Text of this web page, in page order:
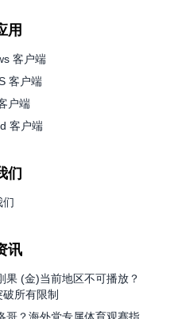
用
客户端
客户端
户端
客户端
们
们
讯
果 (金)当前地区不可播放？
所有限制